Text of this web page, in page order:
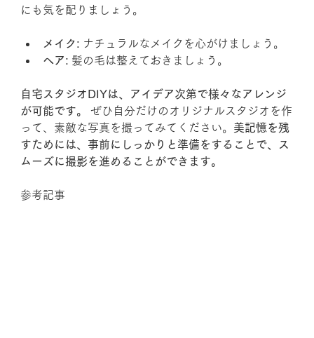
にも気を配りましょう。
メイク: ナチュラルなメイクを心がけましょう。
ヘア: 髪の毛は整えておきましょう。
自宅スタジオDIYは、アイデア次第で様々なアレンジ
が可能です。
ぜひ自分だけのオリジナルスタジオを作
って、素敵な写真を撮ってみてください。 美記憶を残
すためには、事前にしっかりと準備をすることで、ス
ムーズに撮影を進めることができます。
参考記事